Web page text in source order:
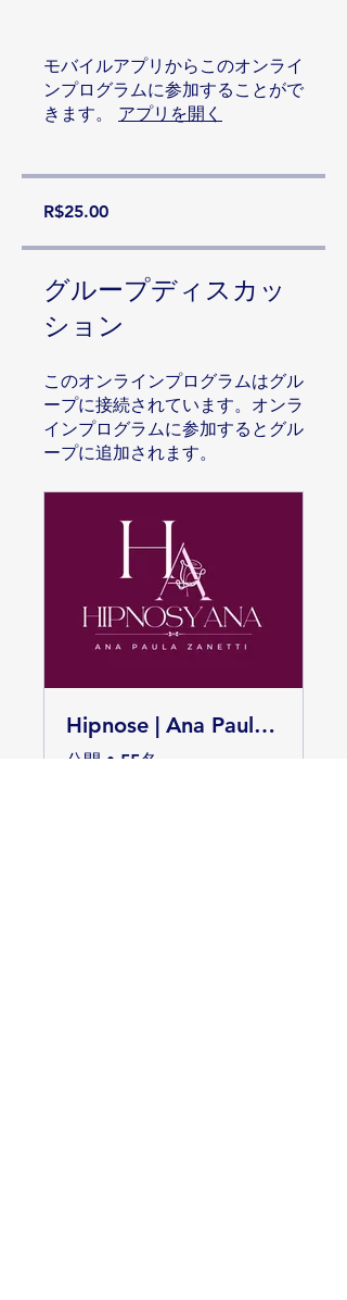
モバイルアプリからこのオンライ
ンプログラムに参加することがで
きます。
アプリを開く
R$25.00
グループディスカッ
ション
このオンラインプログラムはグル
ープに接続されています。オンラ
インプログラムに参加するとグル
ープに追加されます。
Hipnose | Ana Paula Zanetti
公開 • 55名